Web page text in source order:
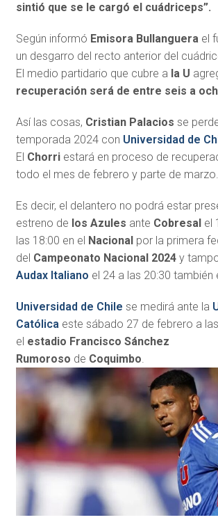
sintió que se le cargó el cuádriceps”.
Según informó Emisora Bullanguerael
un desgarro del recto anterior del
El medio partidario que cubre a la U
recuperación será de entre seis a
Así las cosas, Cristian Palacios se
temporada 2024 con Universidad de
El Chorriestará en proceso de
todo el mes de febrero y parte de marzo.
Es decir, el delantero no podrá estar
estreno de los Azules ante Cobresal el
las 18:00 en el Nacional por la primera
del Campeonato Nacional 2024y
Audax Italiano el 24 a las 20:30 también
Universidad de Chile se medirá ante la
Católicaeste sábado 27 de febrero a
el estadio Francisco Sánchez
Rumoroso de Coquimbo.